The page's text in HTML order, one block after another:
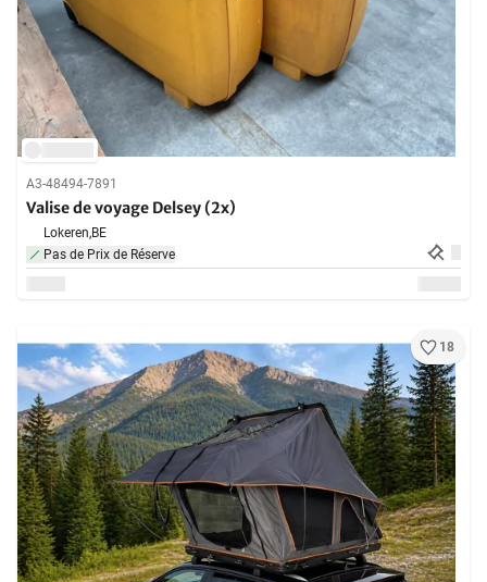
A3-48494-7891
Valise de voyage Delsey (2x)
Lokeren,BE
Pas de Prix de Réserve
18